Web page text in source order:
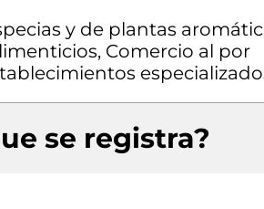
y de plantas
Comercio al por
se registra?